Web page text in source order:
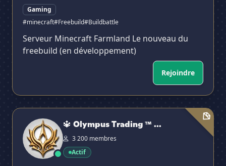
Gaming
#minecraft#Freebuild#Buildbattle
Serveur Minecraft Farmland Le nouveau du
freebuild (en développement)
Rejoindre
🔱 Olympus Trading ™ #1 Quality Futures Trading
🔱 Olympus Trading ™ ...
3 200 membres
Actif